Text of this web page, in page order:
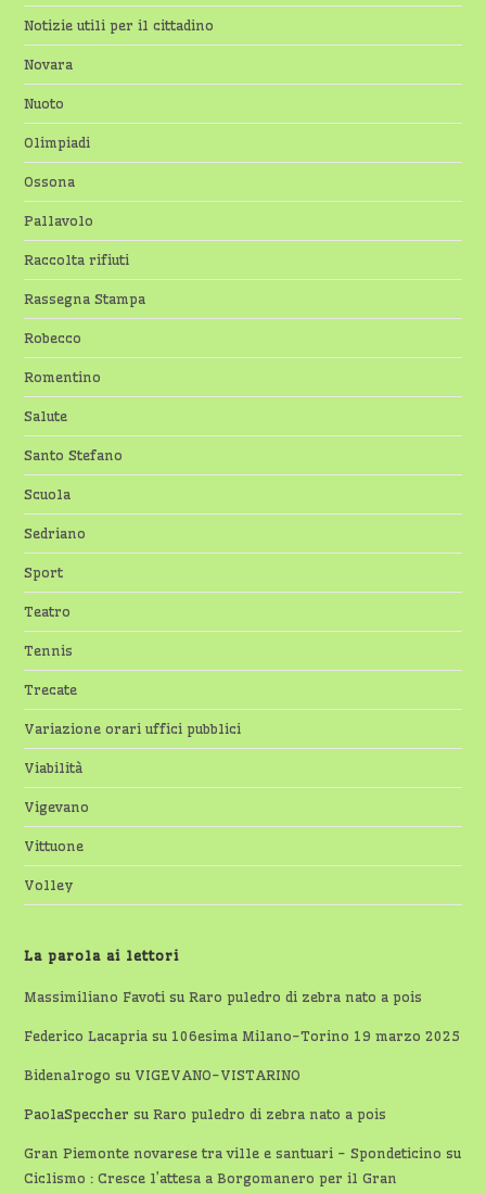
Notizie utili per il cittadino
Novara
Nuoto
Olimpiadi
Ossona
Pallavolo
Raccolta rifiuti
Rassegna Stampa
Robecco
Romentino
Salute
Santo Stefano
Scuola
Sedriano
Sport
Teatro
Tennis
Trecate
Variazione orari uffici pubblici
Viabilità
Vigevano
Vittuone
Volley
La parola ai lettori
Massimiliano Favoti suRaro puledro di zebra nato a pois
Federico Lacapria su 106esima Milano-Torino 19 marzo 2025
Bidenalrogo su VIGEVANO-VISTARINO
PaolaSpeccher suRaro puledro di zebra nato a pois
Gran Piemonte novarese tra ville e santuari - Spondeticino su
Ciclismo : Cresce l’attesa a Borgomanero per il Gran